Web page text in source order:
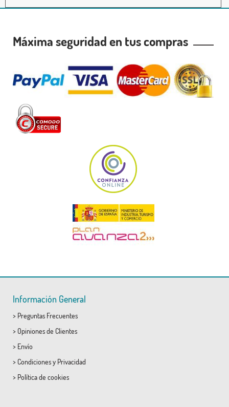
Máxima seguridad en tus compras
Información General
> Preguntas Frecuentes
> Opiniones de Clientes
> Envío
> Condicionesy Privacidad
> Política de cookies